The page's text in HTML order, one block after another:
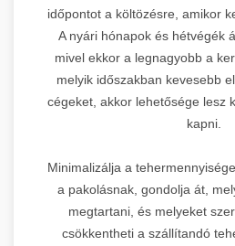
időpontot a költözésre, amikor
A nyári hónapok és hétvégék
mivel ekkor a legnagyobb a
melyik időszakban kevesebb
cégeket, akkor lehetősége lesz
kapni.
Minimalizálja a
a pakolásnak, gondolja át,
megtartani, és melyeket
csökkentheti a szállítandó